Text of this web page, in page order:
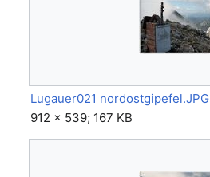
Lugauer021 nordostgipefel.JPG
912 × 539; 167 KB